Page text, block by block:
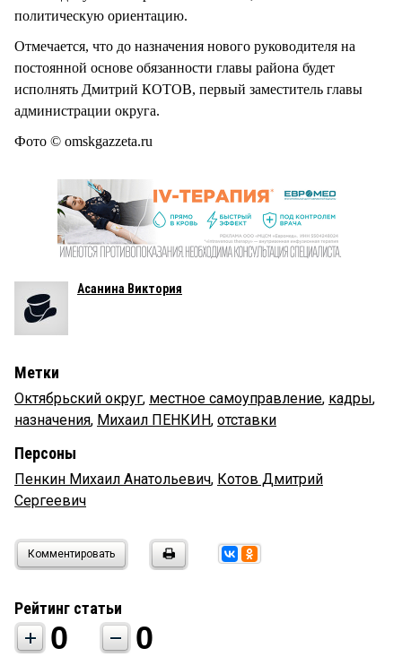
политическую ориентацию.
Отмечается, что до назначения нового руководителя на
постоянной основе обязанности главы района будет
исполнять Дмитрий КОТОВ, первый заместитель главы
администрации округа.
Фото © omskgazzeta.ru
Асанина Виктория
Метки
Октябрьский округ, местное самоуправление, кадры,
назначения, Михаил ПЕНКИН, отставки
Персоны
Пенкин Михаил Анатольевич, Котов Дмитрий
Сергеевич
Комментировать
Рейтинг статьи
0 0